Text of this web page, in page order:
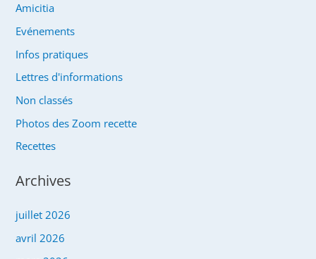
Amicitia
Evénements
Infos pratiques
Lettres d'informations
Non classés
Photos des Zoom recette
Recettes
Archives
juillet 2026
avril 2026